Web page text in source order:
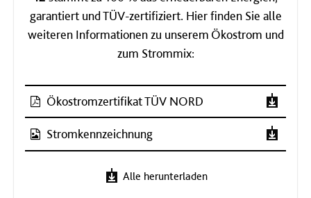
garantiert und TÜV-zertifiziert. Hier finden Sie alle
weiteren Informationen zu unserem Ökostrom und
zum Strommix:
Ökostromzertifikat TÜV NORD
Stromkennzeichnung
Alle herunterladen